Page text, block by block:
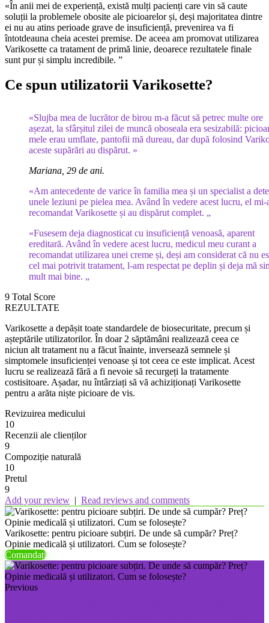
«În anii mei de experiență, există mulți pacienți care vin să caute
soluții la problemele obosite ale picioarelor și, deși majoritatea dintre
ei nu au atins perioade grave de insuficiență, prevenirea va fi
întotdeauna cheia acestei premise. De aceea am promovat utilizarea
Varikosette ca tratament de primă linie, deoarece rezultatele finale
sunt pur și simplu incredibile. ”
Ce spun utilizatorii Varikosette?
«Slujba mea de lucrător de birou m-a făcut să petrec multe ore
așezat, la sfârșitul zilei de muncă oboseala era sesizabilă:
mele erau umflate, pantofii mă dureau, dar după folosind
aceste supărări au dispărut. »
Mariana, 29 de ani.
«Am antecedente de varice în familia mea și un specialist a
unele leziuni pe pielea mea. Având în vedere acest lucru, el mi-
recomandat Varikosette și au dispărut complet. „
«Fusesem deja diagnosticat cu insuficiență venoasă, aparent
ereditară. Având în vedere acest lucru, medicul meu curant a
recomandat utilizarea unei creme și, deși am considerat că nu
cel mai potrivit tratament, l-am respectat pe deplin și deja mă
mult mai bine. „
9 Total Score
REZULTATE
Varikosette a depășit toate standardele de biosecuritate, precum și
așteptările utilizatorilor. În doar 2 săptămâni realizează ceea ce
niciun alt tratament nu a făcut înainte, inversează semnele și
simptomele insuficienței venoase și tot ceea ce este implicat. Acest
lucru se realizează fără a fi nevoie să recurgeți la tratamente
costisitoare. Așadar, nu întârziați să vă achiziționați Varikosette
pentru a arăta niște picioare de vis.
Revizuirea medicului
10
Recenzii ale clienților
9
Compoziție naturală
10
Pretul
9
Add your review | Read reviews and comments
Varikosette: pentru picioare subțiri. De unde să cumpăr? Preț?
Opinie medicală și utilizatori. Cum se folosește?
Comandați
Previous